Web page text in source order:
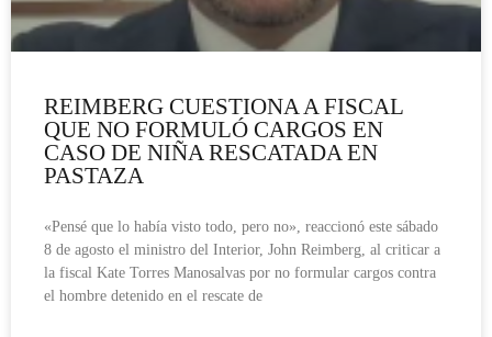
REIMBERG CUESTIONA A FISCAL
QUE NO FORMULÓ CARGOS EN
CASO DE NIÑA RESCATADA EN
PASTAZA
«Pensé que lo había visto todo, pero no», reaccionó este sábado
8 de agosto el ministro del Interior, John Reimberg, al criticar a
la fiscal Kate Torres Manosalvas por no formular cargos contra
el hombre detenido en el rescate de